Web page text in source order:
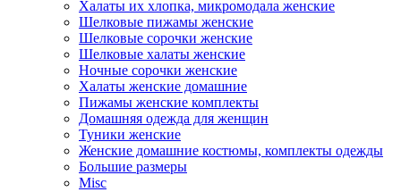
Халаты их хлопка, микромодала женские
Шелковые пижамы женские
Шелковые сорочки женские
Шелковые халаты женские
Ночные сорочки женские
Халаты женские домашние
Пижамы женские комплекты
Домашняя одежда для женщин
Туники женские
Женские домашние костюмы, комплекты одежды
Большие размеры
Misc